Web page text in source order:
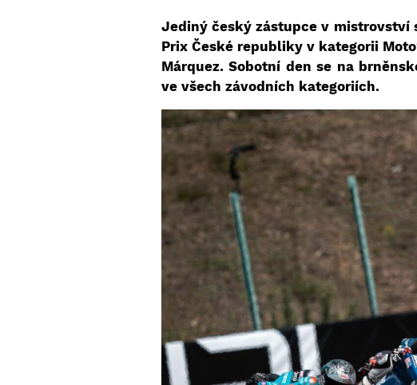
Jediný český zástupce v mistrovství
Prix České republiky v kategorii
Márquez. Sobotní den se na
ve všech závodních kategoriích.